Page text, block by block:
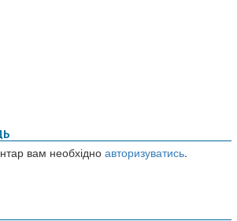
вам необхідно авторизуватись.